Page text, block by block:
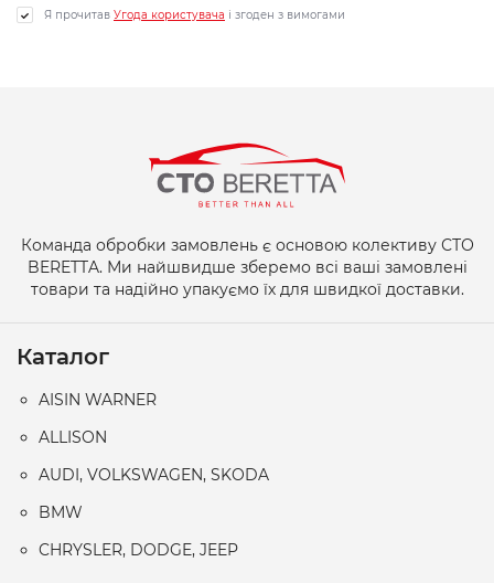
Я прочитав Угода користувача і згоден з вимогами
Команда обробки замовлень є основою колективу СТО
BERETTA. Ми найшвидше зберемо всі ваші замовлені
товари та надійно упакуємо їх для швидкої доставки.
Каталог
AISIN WARNER
ALLISON
AUDI, VOLKSWAGEN, SKODA
BMW
CHRYSLER, DODGE, JEEP